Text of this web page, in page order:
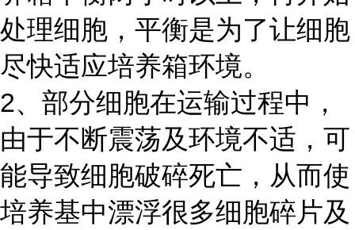
处理细胞，平衡是为了让细胞
尽快适应培养箱环境。
2、部分细胞在运输过程中，
由于不断震荡及环境不适，可
能导致细胞破碎死亡，从而使
培养基中漂浮很多细胞碎片及